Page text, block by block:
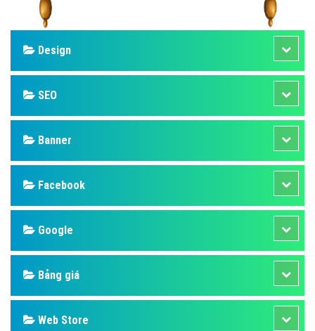
Design
SEO
Banner
Facebook
Google
Bảng giá
Web Store